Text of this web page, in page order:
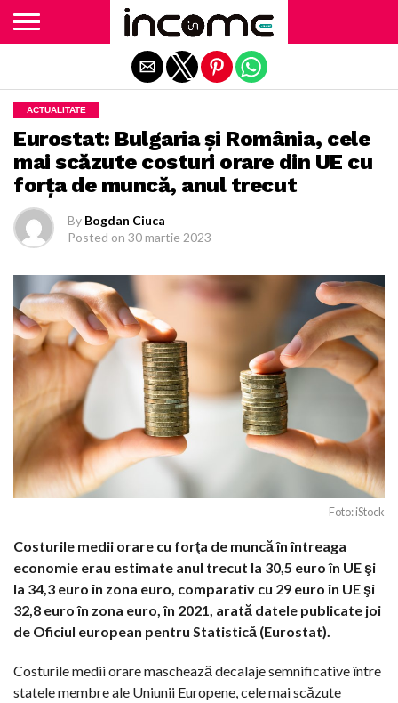
ACTUALITATE
Eurostat: Bulgaria şi România, cele
mai scăzute costuri orare din UE cu
forţa de muncă, anul trecut
By Bogdan Ciuca
Posted on 30 martie 2023
Foto: iStock
Costurile medii orare cu forţa de muncă în întreaga
economie erau estimate anul trecut la 30,5 euro în UE şi
la 34,3 euro în zona euro, comparativ cu 29 euro în UE şi
32,8 euro în zona euro, în 2021, arată datele publicate joi
de Oficiul european pentru Statistică (Eurostat).
Costurile medii orare maschează decalaje semnificative între
statele membre ale Uniunii Europene, cele mai scăzute
Exit mobile version